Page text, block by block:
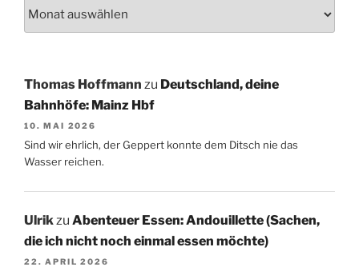
Thomas Hoffmann zu Deutschland, deine
Bahnhöfe: Mainz Hbf
10. MAI 2026
Sind wir ehrlich, der Geppert konnte dem Ditsch nie das
Wasser reichen.
Ulrik zu Abenteuer Essen: Andouillette (Sachen,
die ich nicht noch einmal essen möchte)
22. APRIL 2026